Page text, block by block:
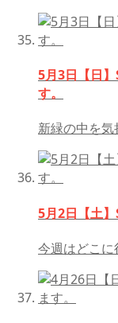
5月3日【日
す。
新緑の中を気
5月2日【土】
今週はどこに